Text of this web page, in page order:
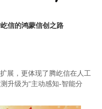
信的鸿蒙信创之路
展，更体现了腾屹信在人工
升级为“主动感知-智能分